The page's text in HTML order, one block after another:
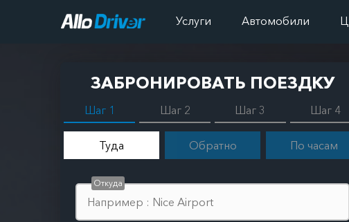
Услуги Автомобили
ЗАБРОНИРОВАТЬ ПОЕЗДКУ
Шаг 1 Шаг 2 Шаг 3 Шаг 4
Туда Обратно По часам
Откуда